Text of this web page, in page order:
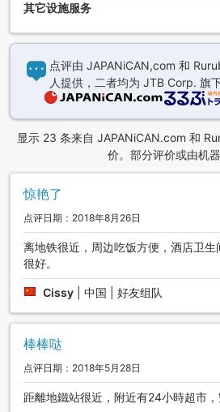
其它设施服务
点评由 JAPANiCAN,com 和
人提供，二者均为 JTB Corp. 旗
显示 23 条来自 JAPANiCAN.com 和
价。部分评价或由机器
惊艳了
点评日期：2018年8月26日
离地铁很近，周边吃饭方便，酒店卫
很好。
Cissy 中国 | 好友组队
棒棒哒
点评日期：2018年5月28日
距離地鐵站很近，附近有24小時超市，